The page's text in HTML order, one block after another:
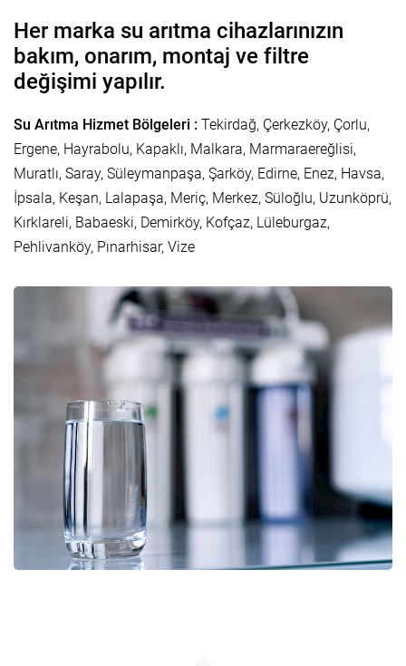
Her marka su arıtma cihazlarınızın
bakım, onarım, montaj ve filtre
değişimi yapılır.
Su Arıtma Hizmet Bölgeleri : Tekirdağ, Çerkezköy, Çorlu,
Ergene, Hayrabolu, Kapaklı, Malkara, Marmaraereğlisi,
Muratlı, Saray, Süleymanpaşa, Şarköy, Edirne, Enez, Havsa,
İpsala, Keşan, Lalapaşa, Meriç, Merkez, Süloğlu, Uzunköprü,
Kırklareli, Babaeski, Demirköy, Kofçaz, Lüleburgaz,
Pehlivanköy, Pınarhisar, Vize